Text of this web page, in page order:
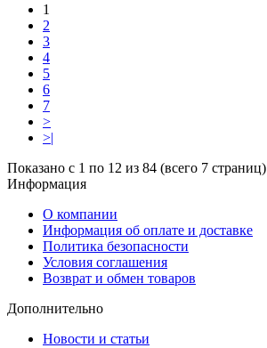
1
2
3
4
5
6
7
>
>|
Показано с 1 по 12 из 84 (всего 7 страниц)
Информация
О компании
Информация об оплате и доставке
Политика безопасности
Условия соглашения
Возврат и обмен товаров
Дополнительно
Новости и статьи